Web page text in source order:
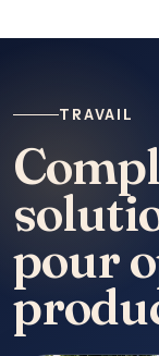
TRAVAIL
pour